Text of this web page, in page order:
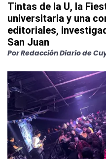
Tintas de la U, la
universitaria y una
editoriales,
San Juan
PorRedacción Diario de